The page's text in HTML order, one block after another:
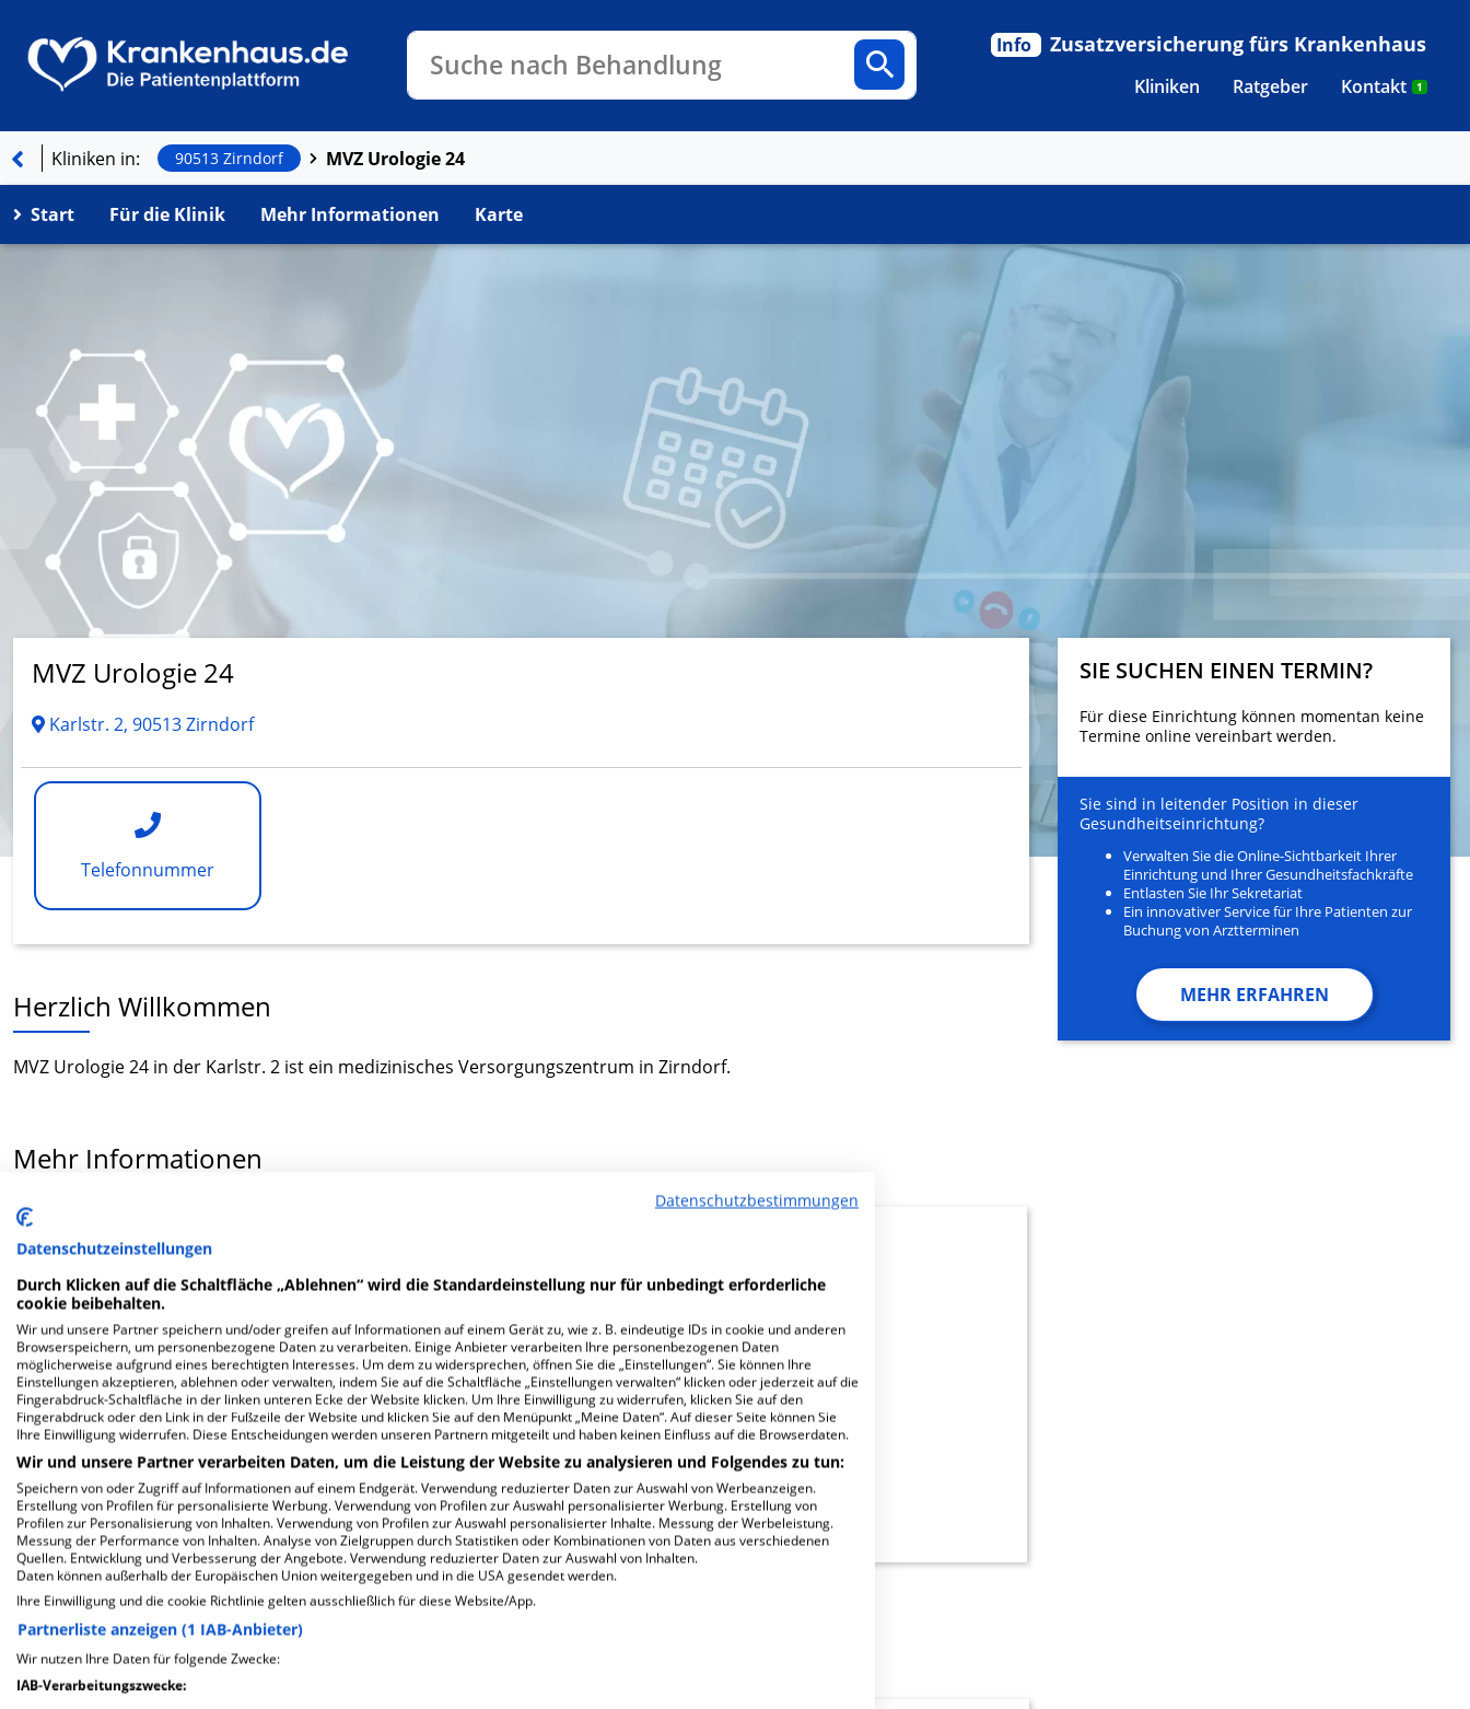
Suche nach Behandlung
Kliniken
Ratgeber Kontakt 1
Info Zusatzversicherung fürs Krankenhaus
Kliniken in: 90513 Zirndorf MVZ Urologie 24
Start Für die Klinik Mehr Informationen Karte
MVZ Urologie 24
Karlstr. 2, 90513 Zirndorf
Telefonnummer
SIE SUCHEN EINEN TERMIN?
Für diese Einrichtung können momentan keine
Termine online vereinbart werden.
Sie sind in leitender Position in dieser
Gesundheitseinrichtung?
Verwalten Sie die Online-Sichtbarkeit Ihrer
Einrichtung und Ihrer Gesundheitsfachkräfte
Entlasten Sie Ihr Sekretariat
Ein innovativer Service für Ihre Patienten zur
Buchung von Arztterminen
MEHR ERFAHREN
Herzlich Willkommen
MVZ Urologie 24 in der Karlstr. 2 ist ein medizinisches Versorgungszentrum in Zirndorf.
Mehr Informationen
FAQ
Hier ﬁnden Sie häuﬁg gestellte Fragen zu dieser Klinik.
Wie lautet die Adresse von MVZ Urologie 24?
Karlstr. 2
90513 Zirndorf
Wie ist die Telefonnummer von MVZ Urologie 24?
Karte
Datenschutzbestimmungen
Datenschutzeinstellungen
Durch Klicken auf die Schaltfläche „Ablehnen“ wird die Standardeinstellung nur für unbedingt erforderliche
cookie beibehalten.
Wir und unsere Partner speichern und/oder greifen auf Informationen auf einem Gerät zu, wie z. B. eindeutige IDs in cookie und anderen
Browserspeichern, um personenbezogene Daten zu verarbeiten. Einige Anbieter verarbeiten Ihre personenbezogenen Daten
möglicherweise aufgrund eines berechtigten Interesses. Um dem zu widersprechen, öffnen Sie die „Einstellungen“. Sie können Ihre
Einstellungen akzeptieren, ablehnen oder verwalten, indem Sie auf die Schaltfläche „Einstellungen verwalten“ klicken oder jederzeit auf die
Fingerabdruck-Schaltfläche in der linken unteren Ecke der Website klicken. Um Ihre Einwilligung zu widerrufen, klicken Sie auf den
Fingerabdruck oder den Link in der Fußzeile der Website und klicken Sie auf den Menüpunkt „Meine Daten“. Auf dieser Seite können Sie
Ihre Einwilligung widerrufen. Diese Entscheidungen werden unseren Partnern mitgeteilt und haben keinen Einfluss auf die Browserdaten.
Wir und unsere Partner verarbeiten Daten, um die Leistung der Website zu analysieren und Folgendes zu tun:
Speichern von oder Zugriff auf Informationen auf einem Endgerät. Verwendung reduzierter Daten zur Auswahl von Werbeanzeigen.
Erstellung von Profilen für personalisierte Werbung. Verwendung von Profilen zur Auswahl personalisierter Werbung. Erstellung von
Profilen zur Personalisierung von Inhalten. Verwendung von Profilen zur Auswahl personalisierter Inhalte. Messung der Werbeleistung.
Messung der Performance von Inhalten. Analyse von Zielgruppen durch Statistiken oder Kombinationen von Daten aus verschiedenen
Quellen. Entwicklung und Verbesserung der Angebote. Verwendung reduzierter Daten zur Auswahl von Inhalten.
Daten können außerhalb der Europäischen Union weitergegeben und in die USA gesendet werden.
Ihre Einwilligung und die cookie Richtlinie gelten ausschließlich für diese Website/App.
Partnerliste anzeigen (1 IAB-Anbieter)
Wir nutzen Ihre Daten für folgende Zwecke:
IAB-Verarbeitungszwecke: